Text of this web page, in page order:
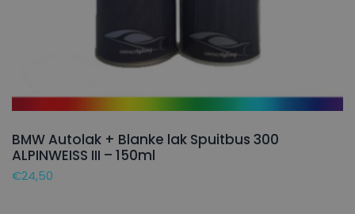
BMW Autolak + Blanke lak Spuitbus 300
ALPINWEISS III – 150ml
€24,50